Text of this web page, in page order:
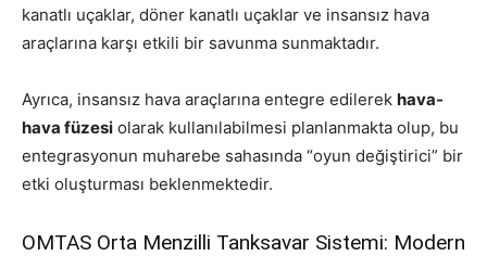
kanatlı uçaklar, döner kanatlı uçaklar ve insansız hava
araçlarına karşı etkili bir savunma sunmaktadır.
Ayrıca, insansız hava araçlarına entegre edilerek hava-
hava füzesi olarak kullanılabilmesi planlanmakta olup, bu
entegrasyonun muharebe sahasında “oyun değiştirici” bir
etki oluşturması beklenmektedir.
OMTAS Orta Menzilli Tanksavar Sistemi: Modern